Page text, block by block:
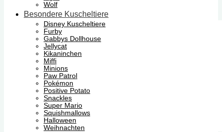
Wolf
Besondere Kuscheltiere
Disney Kuscheltiere
Furby
Gabbys Dollhouse
Jellycat
Kikaninchen
Miffi
Minions
Paw Patrol
Pokémon
Positive Potato
Snackles
Super Mario
Squishmallows
Halloween
Weihnachten